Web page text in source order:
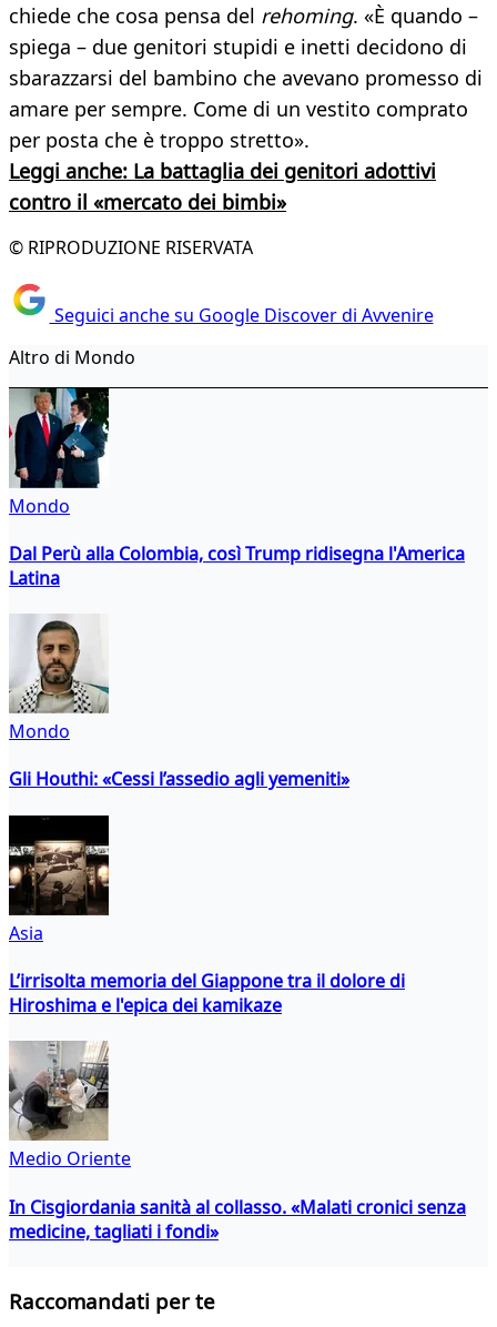
chiede che cosa pensa del rehoming. «È quando –
spiega – due genitori stupidi e inetti decidono di
sbarazzarsi del bambino che avevano promesso di
amare per sempre. Come di un vestito comprato
per posta che è troppo stretto».
Leggi anche: La battaglia dei genitori adottivi
contro il «mercato dei bimbi»
© RIPRODUZIONE RISERVATA
Seguici anche su Google Discover di Avvenire
Altro di Mondo
Mondo
Dal Perù alla Colombia, così Trump ridisegna l'America
Latina
Mondo
Gli Houthi: «Cessi l’assedio agli yemeniti»
Asia
L’irrisolta memoria del Giappone tra il dolore di
Hiroshima e l'epica dei kamikaze
Medio Oriente
In Cisgiordania sanità al collasso. «Malati cronici senza
medicine, tagliati i fondi»
Raccomandati per te